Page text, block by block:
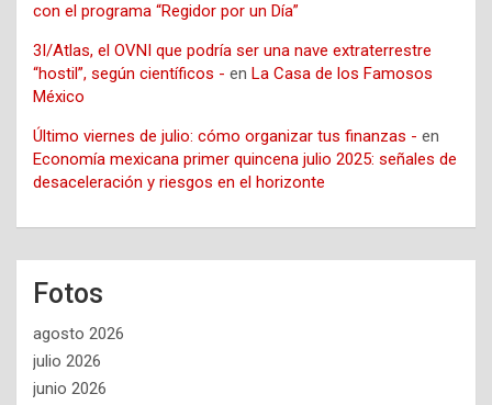
con el programa “Regidor por un Día”
3I/Atlas, el OVNI que podría ser una nave extraterrestre
“hostil”, según científicos - en La Casa de los Famosos
México
Último viernes de julio: cómo organizar tus finanzas - en
Economía mexicana primer quincena julio 2025: señales de
desaceleración y riesgos en el horizonte
Fotos
agosto 2026
julio 2026
junio 2026